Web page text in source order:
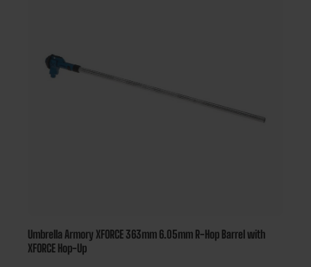
Umbrella Armory XFORCE 363mm 6.05mm R-Hop Barrel with
XFORCE Hop-Up